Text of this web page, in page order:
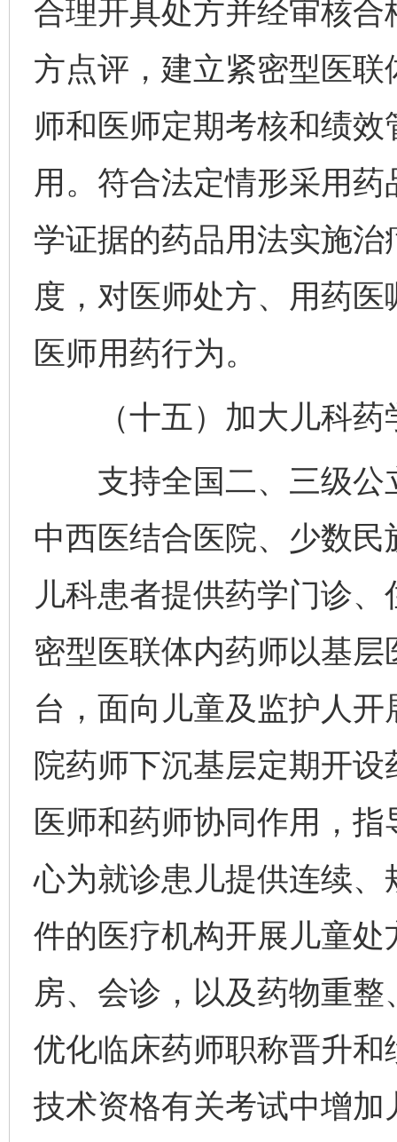
合理开具处方并经审核
方点评，建立紧密型医
师和医师定期考核和绩
用。符合法定情形采用
学证据的药品用法实施
度，对医师处方、用药
医师用药行为。
（十五）加大儿科药
支持全国二、三级公
中西医结合医院、少数
儿科患者提供药学门诊
密型医联体内药师以基
台，面向儿童及监护人
院药师下沉基层定期开
医师和药师协同作用，
心为就诊患儿提供连续
件的医疗机构开展儿童
房、会诊，以及药物重
优化临床药师职称晋升
技术资格有关考试中增